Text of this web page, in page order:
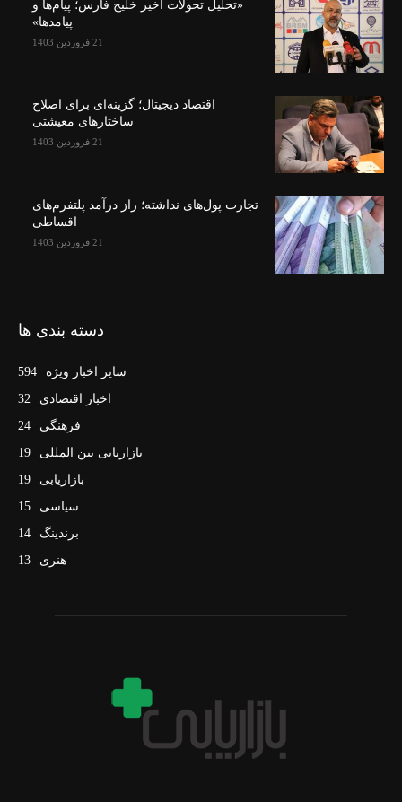
«تحلیل تحولات اخیر خلیج فارس؛ پیام‌ها و
پیامدها»
21 فروردین 1403
اقتصاد دیجیتال؛ گزینه‌ای برای اصلاح
ساختارهای معیشتی
21 فروردین 1403
تجارت پول‌های نداشته؛ راز درآمد پلتفرم‌های
اقساطی
21 فروردین 1403
دسته بندی ها
سایر اخبار ویژه
594
اخبار اقتصادی
32
فرهنگی
24
بازاریابی بین المللی
19
بازاریابی
19
سیاسی
15
برندینگ
14
هنری
13